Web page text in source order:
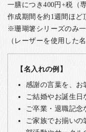
一膳につき400円+税（
作成期間を約1週間ほど
※珊瑚箸シリーズのみ
（レーザーを使用した名
【名入れの例】
感謝の言葉を、お
ご結婚やお誕生
ご卒業・退職記念
ご家族でお揃いの